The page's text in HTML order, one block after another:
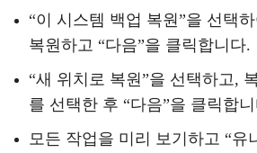
“이 시스템 백업 복원”을 선택하
복원하고 “다음”을 클릭합니다.
“새 위치로 복원”을 선택하고 ,
를 선택한 후 “다음”을 클릭합
모든 작업을 미리 보기하고 “유